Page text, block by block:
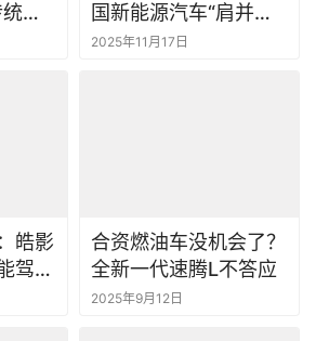
豪
国新能源汽车“肩并肩”
丨一句话点评
2025年11月17日
皓影
驾驭
合资燃油车没机会了？
全新一代速腾L不答应
2025年9月12日